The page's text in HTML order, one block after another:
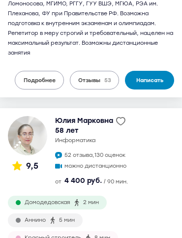
Ломоносова, МГИМО, РГГУ, ГУУ ВШЭ, МГЮА, РЭА им.
Плеханова, ФУ при Правительстве РФ. Возможна
подготовка к внутренним экзаменам и олимпиадам.
Репетитор в меру строгий и требовательный, нацелен на
максимальный результат. Возможны дистанционные
занятия
Подробнее Отзывы 53 Написать
9,5
Юлия Марковна
58 лет
информатика
52 отзыва,130 оценок
можно дистанционно
от 4 400 руб. / 90 мин.
Домодедовская 2 мин
Аннино 5 мин